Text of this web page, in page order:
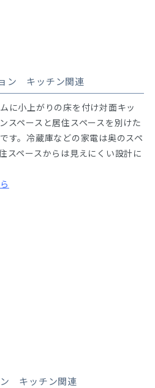
ン キッチン関連
に小上がりの床を付け対面キッ
スペースと居住スペースを別けた
す。冷蔵庫などの家電は奥のスペ
スペースからは見えにくい設計に
ン キッチン関連